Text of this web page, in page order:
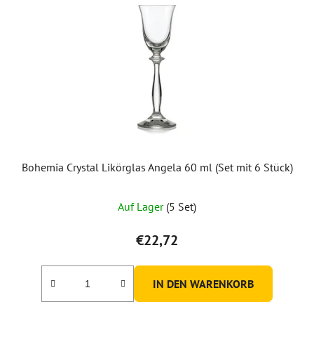
Bohemia Crystal Likörglas Angela 60 ml (Set mit 6 Stück)
Auf Lager (5 Set)
€22,72
IN DEN WARENKORB